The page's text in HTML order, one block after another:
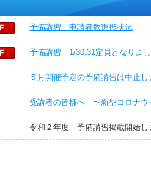
予備講習 申請者数進捗状況
予備講習 1/30,31定員となりま
５月開催予定の予備講習は中止し
受講者の皆様へ 〜新型コロナウ
令和２年度 予備講習掲載開始